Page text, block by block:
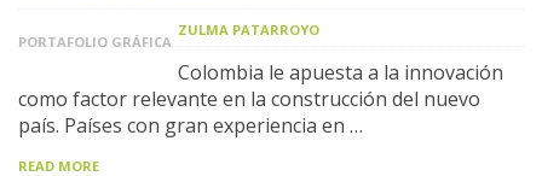
PORTAFOLIO GRÁFICA
ZULMA PATARROYO
Colombia le apuesta a la innovación
como factor relevante en la construcción del nuevo
país. Países con gran experiencia en …
READ MORE